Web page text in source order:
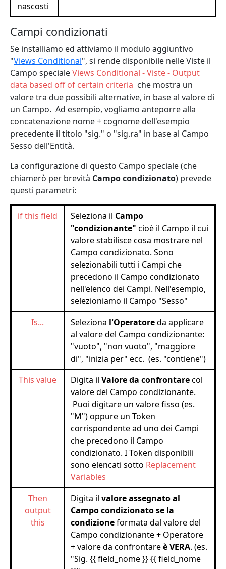
nascosti
Campi condizionati
Se installiamo ed attiviamo il modulo aggiuntivo
"Views Conditional", si rende disponibile nelle Viste il
Campo specialeViews Conditional - Viste - Output
data based off of certain criteria che mostra un
valore tra due possibili alternative, in base al valore di
un Campo. Ad esempio, vogliamo anteporre alla
concatenazione nome + cognome dell'esempio
precedente il titolo "sig." o "sig.ra" in base al Campo
Sesso dell'Entità.
La configurazione di questo Campo speciale (che
chiamerò per brevità Campo condizionato) prevede
questi parametri:
if this field Seleziona il Campo
"condizionante" cioè il Campo il cui
valore stabilisce cosa mostrare nel
Campo condizionato. Sono
selezionabili tutti i Campi che
precedono il Campo condizionato
nell'elenco dei Campi. Nell'esempio,
selezioniamo il Campo "Sesso"
Is...
Seleziona l'Operatoreda applicare
al valore del Campo condizionante:
"vuoto", "non vuoto", "maggiore
di", "inizia per" ecc. (es. "contiene")
This value
Digita il Valore da confrontarecol
valore del Campo condizionante.
Puoi digitare un valore fisso (es.
"M") oppure un Token
corrispondente ad uno dei Campi
che precedono il Campo
condizionato. I Token disponibili
sono elencati sotto Replacement
Variables
Then
output
this
Digita il valore assegnato al
Campo condizionato se la
condizioneformata dal valore del
Campo condizionante + Operatore
+ valore da confrontareè VERA. (es.
"Sig. {{ field_nome }} {{ field_nome